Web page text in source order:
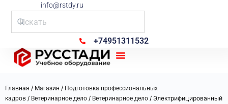
info@rstdy.ru
+74951311532
Главная / Магазин / Подготовка профессиональных
кадров / Ветеринарное дело / Ветеринарное дело / Электрифицированный